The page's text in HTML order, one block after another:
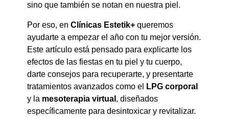
sino que también se notan en nuestra piel.
Por eso, enClínicas Estetik+ queremos
ayudarte a empezar el año con tu mejor versión.
Este artículo está pensado para explicarte los
efectos de las fiestas en tu piel y tu cuerpo,
darte consejos para recuperarte, y presentarte
tratamientos avanzados como el
LPG corporal
y la mesoterapia virtual , diseñados
específicamente para desintoxicar y revitalizar.